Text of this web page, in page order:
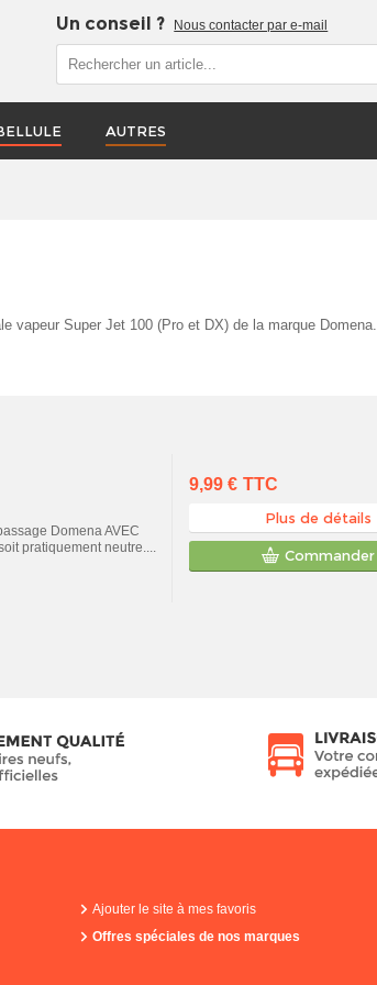
Un conseil ? Nous contacter par e-mail
AUTRES
vapeur Super Jet 100 (Pro et DX) de la marque Domena.
Domena AVEC
pratiquement neutre....
9,99 € TTC
Plus de détails
Commander
Ajouter le site à mes favoris
Offres spéciales de nos marques